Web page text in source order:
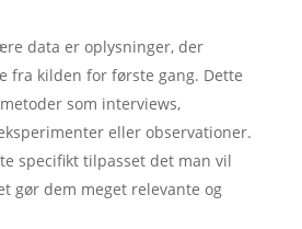
data er oplysninger, der
fra kilden for første gang. Dette
som interviews,
eller observationer.
specifikt tilpasset det man vil
gør dem meget relevante og